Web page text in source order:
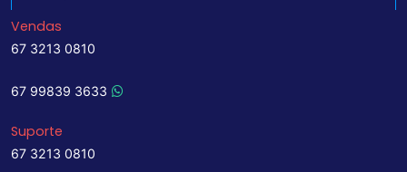
Vendas
67 3213 0810
67 99839 3633
Suporte
67 3213 0810